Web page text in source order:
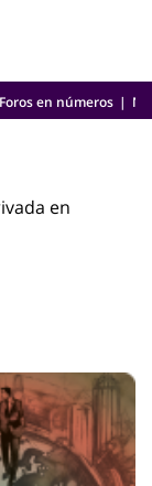
Foros en números
en